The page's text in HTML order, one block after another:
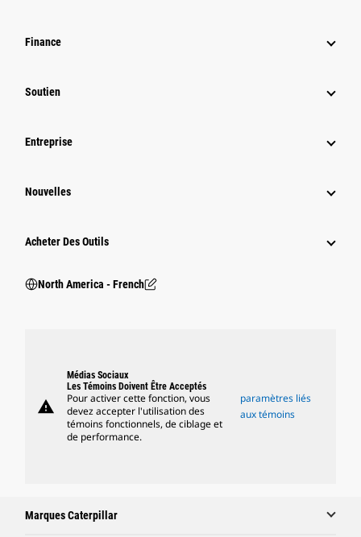
Finance
Soutien
Entreprise
Nouvelles
Acheter Des Outils
North America - French
warning
Médias Sociaux
Les Témoins Doivent Être Acceptés
Pour activer cette fonction, vous
devez accepter l'utilisation des
témoins fonctionnels, de ciblage et
de performance.
paramètres liés
aux témoins
Marques Caterpillar